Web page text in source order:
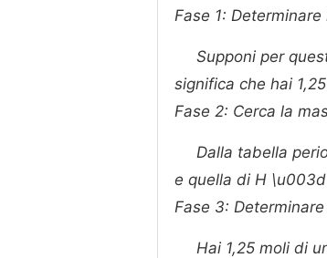
Fase 1:
Supponi per
significa che hai
Fase 2: Cerca la
Dalla tabella
e quella di H
Fase 3:
Hai 1,25 moli di